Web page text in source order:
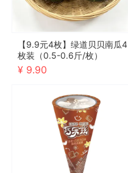
【9.9元4枚】绿道贝贝南瓜4
枚装（0.5-0.6斤/枚）
¥ 9.90